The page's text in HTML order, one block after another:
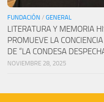
FUNDACIÓN / GENERAL
LITERATURA Y MEMORIA
PROMUEVE LA
DE “LA CONDESA
NOVIEMBRE 28, 2025